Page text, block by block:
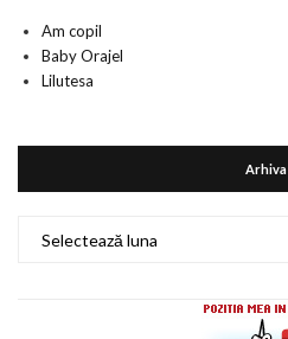
Am copil
Baby Orajel
Lilutesa
Arhiva